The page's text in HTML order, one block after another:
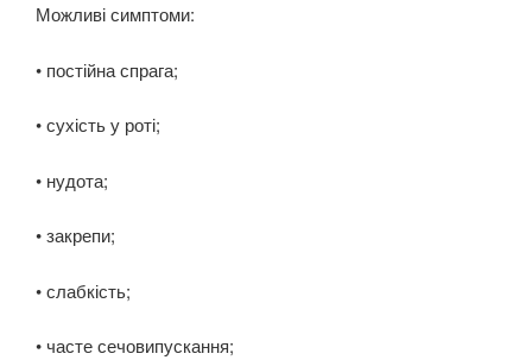
Можливі симптоми:
• постійна спрага;
• сухість у роті;
• нудота;
• закрепи;
• слабкість;
• часте сечовипускання;